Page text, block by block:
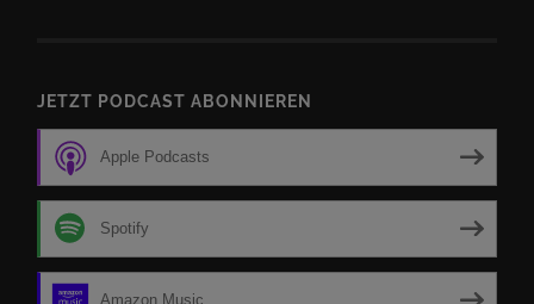
JETZT PODCAST ABONNIEREN
Apple Podcasts
Spotify
Amazon Music